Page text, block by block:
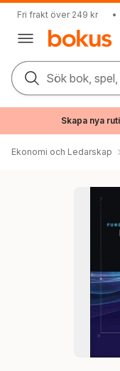
Fri frakt över 249 kr •
Sök bok,
Skapa nya
Ekonomi och Ledarskap